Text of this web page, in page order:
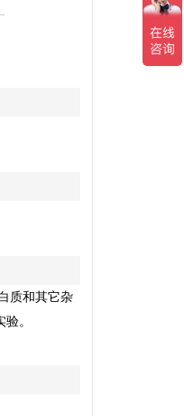
质和其它杂
。